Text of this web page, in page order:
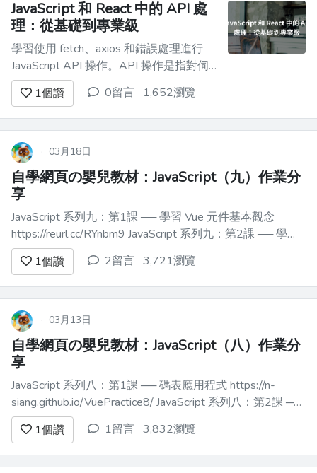
JavaScript 和 React 中的 API 處
理：從基礎到專業級
學習使用 fetch、axios 和錯誤處理進行
JavaScript API 操作。API 操作是指對伺
服器進行 HTTP 請求，以獲取或發送數
據。 你好，我的前端開發夥伴們，今天
我將討論 JavaScript 中一個最重要的概
念：API 操作。 - 我首先會在 [Scribbler....
1個讚 0留言 1,652瀏覽
· 03月18日
自學網頁の嬰兒教材：JavaScript（九）作業分
享
JavaScript 系列九：第1課 ── 學習 Vue 元件基本觀念
https://reurl.cc/RYnbm9 JavaScript 系列九：第2課 ── 學習
Vue 的 props 觀念 https://reurl.cc/yR1MzM JavaScript 系列
九：第3課...
1個讚 2留言 3,721瀏覽
· 03月13日
自學網頁の嬰兒教材：JavaScript（八）作業分
享
JavaScript 系列八：第1課 ── 碼表應用程式 https://n-
siang.github.io/VuePractice8/ JavaScript 系列八：第2課 ──
筆記應用程式 https://n-
siang.github.io/VuePractice8/#/Vue8of...
1個讚 1留言 3,832瀏覽